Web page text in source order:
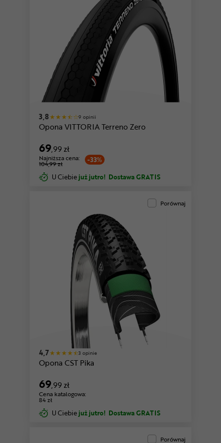
3,8 9 opinii
Opona VITTORIA Terreno Zero
69,99 zł
-33%
Najniższa cena:
104,99 zł
U Ciebie już jutro! Dostawa GRATIS
Porównaj
4,7 3 opinie
Opona CST Pika
69,99 zł
Cena katalogowa:
84 zł
U Ciebie już jutro! Dostawa GRATIS
Porównaj